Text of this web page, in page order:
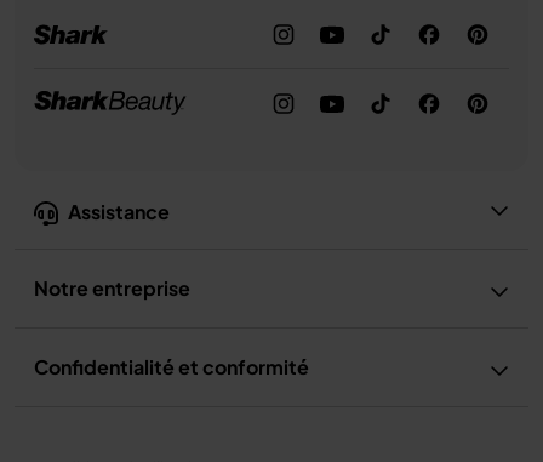
Assistance
Notre entreprise
Confidentialité et conformité